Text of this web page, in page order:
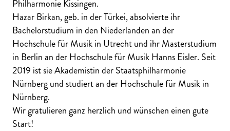
Philharmonie Kissingen.
Hazar Birkan, geb. in der Türkei, absolvierte ihr
Bachelorstudium in den Niederlanden an der
Hochschule für Musik in Utrecht und ihr Masterstudium
in Berlin an der Hochschule für Musik Hanns Eisler. Seit
2019 ist sie Akademistin der Staatsphilharmonie
Nürnberg und studiert an der Hochschule für Musik in
Nürnberg.
Wir gratulieren ganz herzlich und wünschen einen gute
Start!